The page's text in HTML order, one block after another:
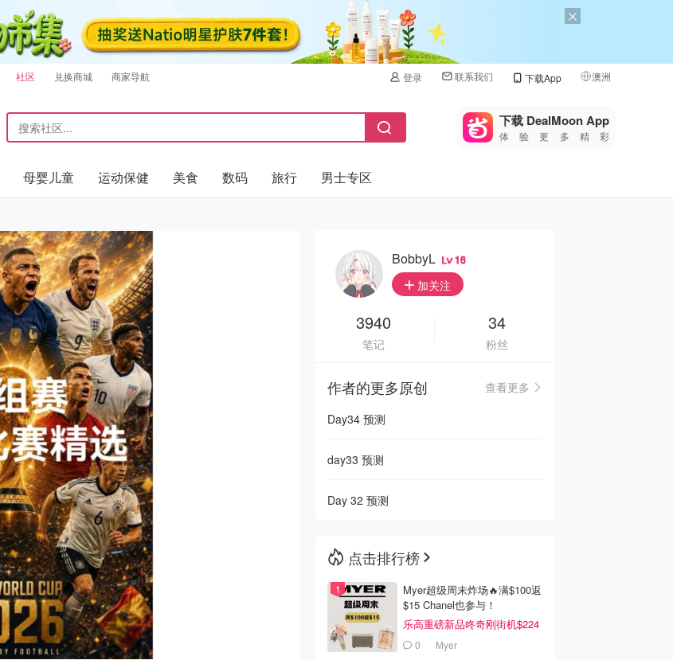
社区 兑换商城 商家导航 登录 联系我们 下载App 澳洲
🇺🇸
🇨🇳 中国
🇦🇺
🇳🇿新西兰
下载 DealMoon App
体验更多精彩
母婴儿童 运动保健 美食 数码 旅行 男士专区
BobbyL 16
加关注
3940
笔记
34
粉丝
作者的更多原创
查看更多
Day34 预测
day33 预测
Day 32 预测
点击排行榜
Myer超级周末炸场🔥满$100返
$15 Chanel也参与！
乐高重磅新品咚奇刚街机$224
0 Myer